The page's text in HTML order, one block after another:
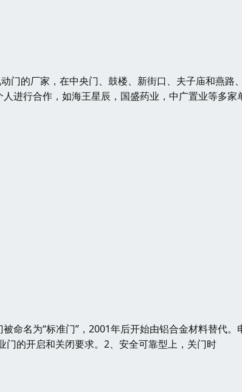
的厂家，在中央门、鼓楼、新街口、夫子庙和燕路
进行合作，如海王星辰，国盛药业，中广置业等多家
命名为“标准门”，2001年后开始由铝合金材料替代。
的开启和关闭要求。2、安全可靠型上，关门时